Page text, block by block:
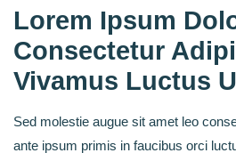
Lorem Ipsum
Consectetur
Vivamus Luctus
Sed molestie augue sit amet leo
ante ipsum primis in faucibus orci